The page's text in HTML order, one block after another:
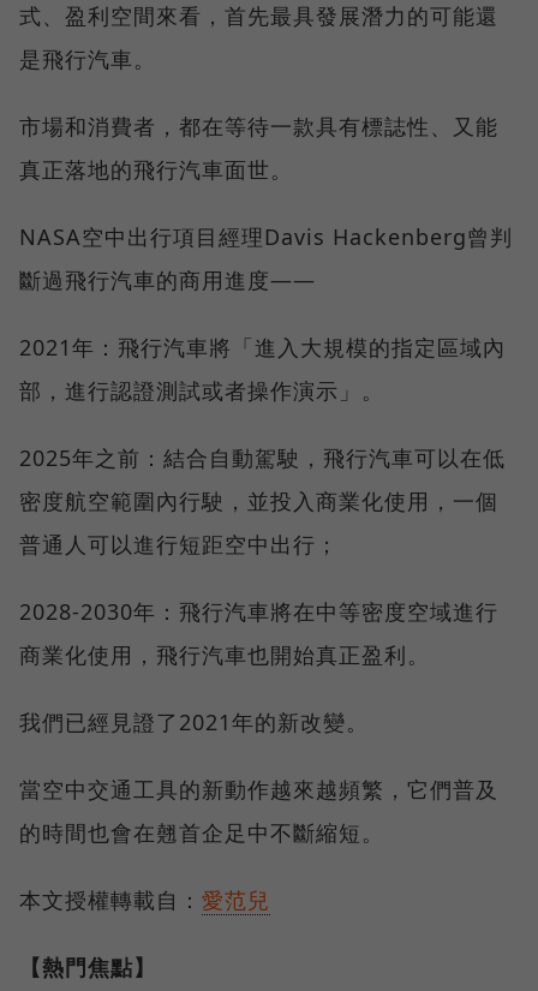
式、盈利空間來看，首先最具發展潛力的可能還
是飛行汽車。
市場和消費者，都在等待一款具有標誌性、又能
真正落地的飛行汽車面世。
NASA空中出行項目經理Davis Hackenberg曾判
斷過飛行汽車的商用進度——
2021年：飛行汽車將「進入大規模的指定區域內
部，進行認證測試或者操作演示」。
2025年之前：結合自動駕駛，飛行汽車可以在低
密度航空範圍內行駛，並投入商業化使用，一個
普通人可以進行短距空中出行；
2028-2030年：飛行汽車將在中等密度空域進行
商業化使用，飛行汽車也開始真正盈利。
我們已經見證了2021年的新改變。
當空中交通工具的新動作越來越頻繁，它們普及
的時間也會在翹首企足中不斷縮短。
本文授權轉載自： 愛范兒
【熱門焦點】